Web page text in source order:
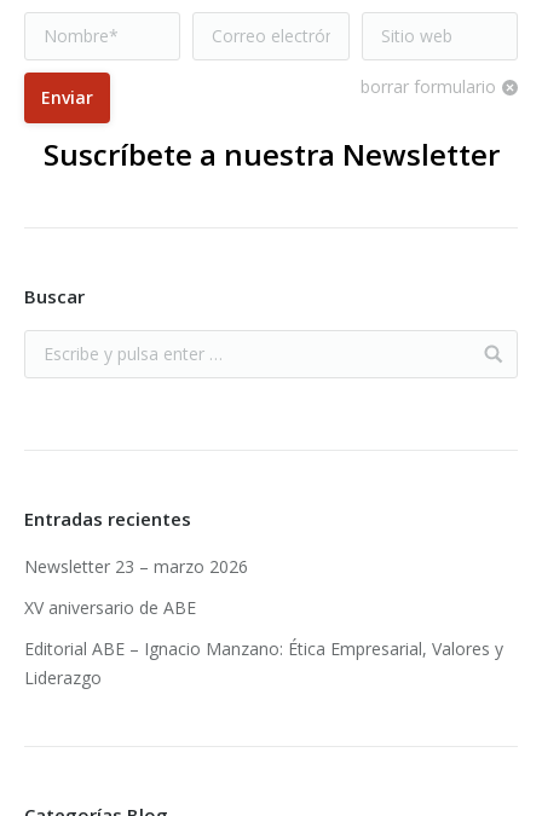
Nombre *
Correo electrónico
*
Sitio web
borrar formulario
Enviar
Suscríbete a nuestra Newsletter
Buscar
Entradas recientes
Newsletter 23 – marzo 2026
XV aniversario de ABE
Editorial ABE – Ignacio Manzano: Ética Empresarial, Valores y
Liderazgo